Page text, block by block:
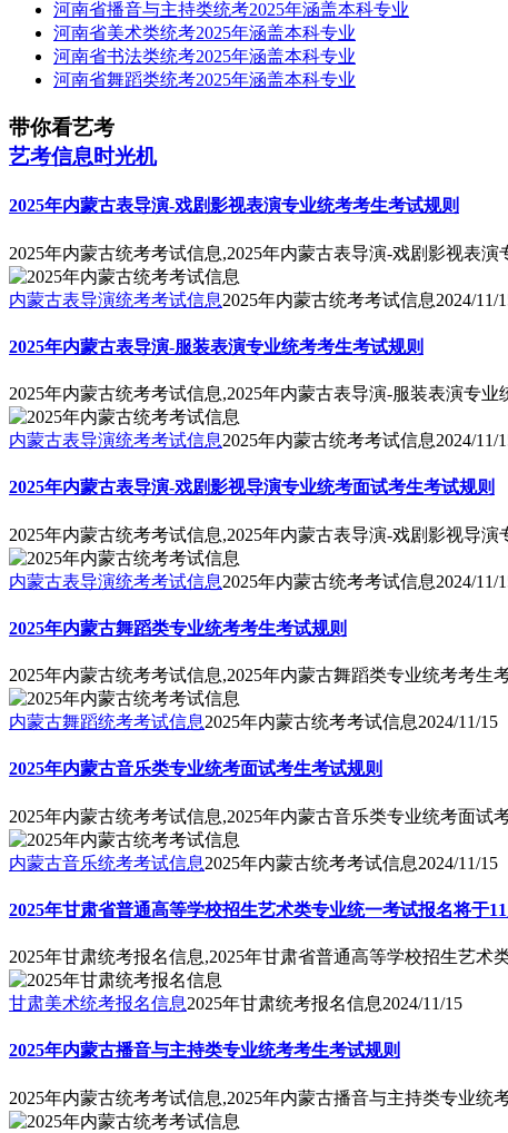
河南省播音与主持类统考2025年涵盖本科专业
河南省美术类统考2025年涵盖本科专业
河南省书法类统考2025年涵盖本科专业
河南省舞蹈类统考2025年涵盖本科专业
带你看艺考
艺考信息时光机
2025年内蒙古表导演-戏剧影视表演专业统考考生考试规则
2025年内蒙古统考考试信息,2025年内蒙古表导演-戏剧影视表演
内蒙古表导演统考考试信息2025年内蒙古统考考试信息2024/11/
2025年内蒙古表导演-服装表演专业统考考生考试规则
2025年内蒙古统考考试信息,2025年内蒙古表导演-服装表演专业
内蒙古表导演统考考试信息2025年内蒙古统考考试信息2024/11/
2025年内蒙古表导演-戏剧影视导演专业统考面试考生考试规则
2025年内蒙古统考考试信息,2025年内蒙古表导演-戏剧影视导演
内蒙古表导演统考考试信息2025年内蒙古统考考试信息2024/11/
2025年内蒙古舞蹈类专业统考考生考试规则
2025年内蒙古统考考试信息,2025年内蒙古舞蹈类专业统考考生
内蒙古舞蹈统考考试信息2025年内蒙古统考考试信息2024/11/15
2025年内蒙古音乐类专业统考面试考生考试规则
2025年内蒙古统考考试信息,2025年内蒙古音乐类专业统考面试
内蒙古音乐统考考试信息2025年内蒙古统考考试信息2024/11/15
2025年甘肃省普通高等学校招生艺术类专业统一考试报名将于
2025年甘肃统考报名信息,2025年甘肃省普通高等学校招生艺术
甘肃美术统考报名信息2025年甘肃统考报名信息2024/11/15
2025年内蒙古播音与主持类专业统考考生考试规则
2025年内蒙古统考考试信息,2025年内蒙古播音与主持类专业统